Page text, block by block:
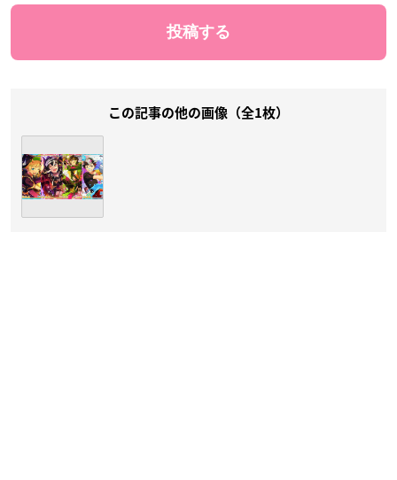
この記事の他の画像（全1枚）